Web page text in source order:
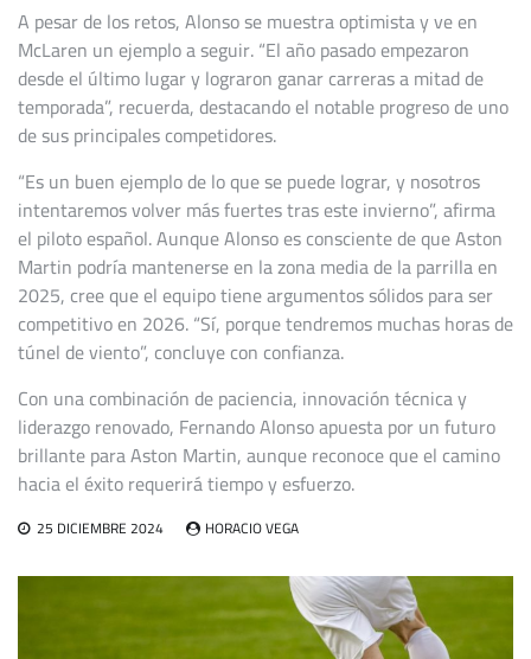
A pesar de los retos, Alonso se muestra optimista y ve en
McLaren un ejemplo a seguir. “El año pasado empezaron
desde el último lugar y lograron ganar carreras a mitad de
temporada”, recuerda, destacando el notable progreso de uno
de sus principales competidores.
“Es un buen ejemplo de lo que se puede lograr, y nosotros
intentaremos volver más fuertes tras este invierno”, afirma
el piloto español. Aunque Alonso es consciente de que Aston
Martin podría mantenerse en la zona media de la parrilla en
2025, cree que el equipo tiene argumentos sólidos para ser
competitivo en 2026. “Sí, porque tendremos muchas horas de
túnel de viento”, concluye con confianza.
Con una combinación de paciencia, innovación técnica y
liderazgo renovado, Fernando Alonso apuesta por un futuro
brillante para Aston Martin, aunque reconoce que el camino
hacia el éxito requerirá tiempo y esfuerzo.
25 DICIEMBRE 2024 HORACIO VEGA